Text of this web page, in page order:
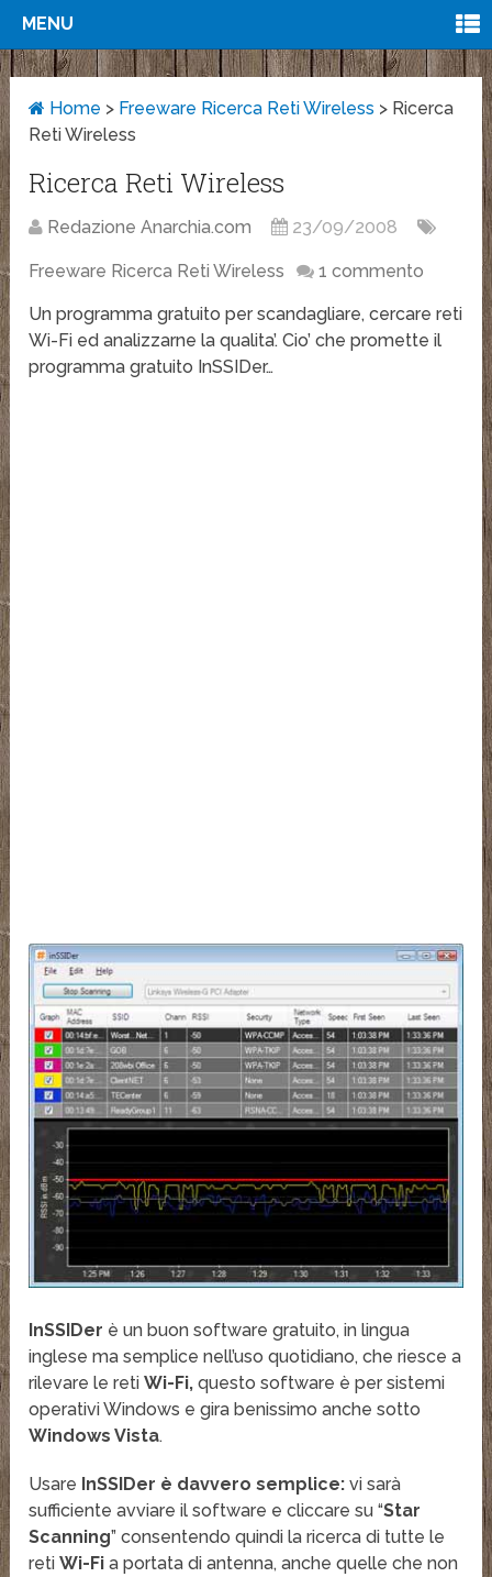
MENU
Home > Freeware Ricerca Reti Wireless > Ricerca
Reti Wireless
Ricerca Reti Wireless
Redazione Anarchia.com 23/09/2008
Freeware Ricerca Reti Wireless 1 commento
Un programma gratuito per scandagliare, cercare reti
Wi-Fi ed analizzarne la qualita’. Cio’ che promette il
programma gratuito InSSIDer…
InSSIDer è un buon software gratuito, in lingua
inglese ma semplice nell’uso quotidiano, che riesce a
rilevare le retiWi-Fi,questo software è per sistemi
operativi Windows e gira benissimo anche sotto
Windows Vista.
Usare InSSIDer è davvero semplice:vi sarà
sufficiente avviare il software e cliccare su “Star
Scanning” consentendo quindi la ricerca di tutte le
retiWi-Fi a portata di antenna, anche quelle che non